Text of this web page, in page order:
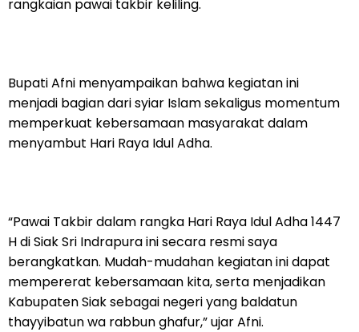
rangkaian pawai takbir keliling.
Bupati Afni menyampaikan bahwa kegiatan ini
menjadi bagian dari syiar Islam sekaligus momentum
memperkuat kebersamaan masyarakat dalam
menyambut Hari Raya Idul Adha.
“Pawai Takbir dalam rangka Hari Raya Idul Adha 1447
H di Siak Sri Indrapura ini secara resmi saya
berangkatkan. Mudah-mudahan kegiatan ini dapat
mempererat kebersamaan kita, serta menjadikan
Kabupaten Siak sebagai negeri yang baldatun
thayyibatun wa rabbun ghafur,” ujar Afni.